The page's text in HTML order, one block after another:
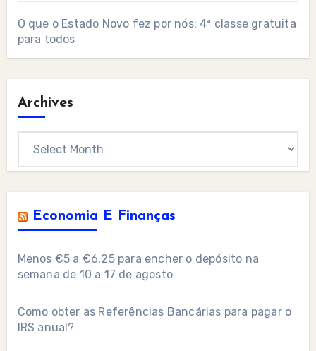
O que o Estado Novo fez por nós: 4ª classe gratuita
para todos
Archives
Economia E Finanças
Menos €5 a €6,25 para encher o depósito na
semana de 10 a 17 de agosto
Como obter as Referências Bancárias para pagar o
IRS anual?